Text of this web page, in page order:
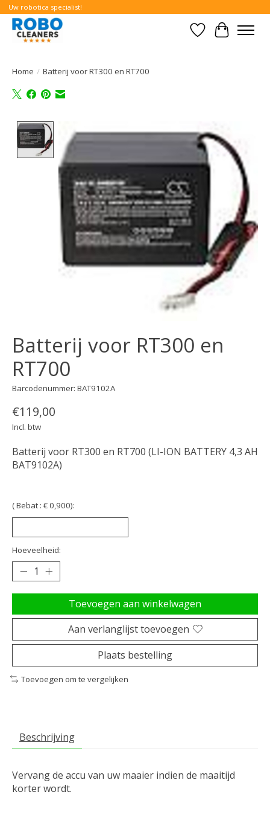
Uw robotica specialist!
Verlanglijst
Home / Batterij voor RT300 en RT700
Product image slideshow Items
Batterij voor RT300 en
RT700
Barcodenummer: BAT9102A
€119,00
Incl. btw
Batterij voor RT300 en RT700 (LI-ION BATTERY 4,3 AH
BAT9102A)
( Bebat : € 0,900):
Hoeveelheid:
Toevoegen aan winkelwagen
Aan verlanglijst toevoegen
Plaats bestelling
Toevoegen om te vergelijken
Beschrijving
Vervang de accu van uw maaier indien de maaitijd
korter wordt.